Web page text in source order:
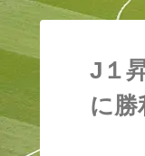
J１
に勝